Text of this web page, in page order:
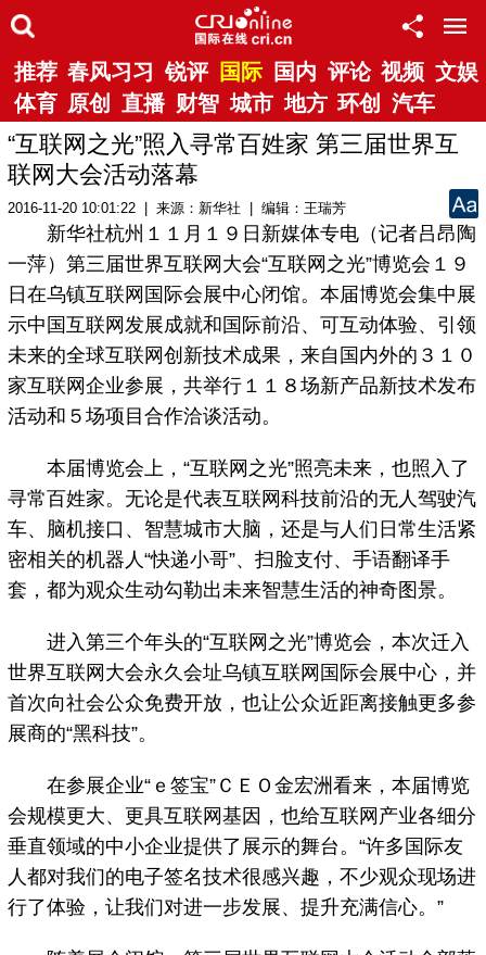
推荐 春风习习 锐评 国际 国内 评论 视频 文娱
体育 原创 直播 财智 城市 地方 环创 汽车
“互联网之光”照入寻常百姓家 第三届世界互
联网大会活动落幕
2016-11-20 10:01:22 | 来源：新华社 | 编辑：王瑞芳
新华社杭州１１月１９日新媒体专电（记者吕昂陶
一萍）第三届世界互联网大会“互联网之光”博览会１９
日在乌镇互联网国际会展中心闭馆。本届博览会集中展
示中国互联网发展成就和国际前沿、可互动体验、引领
未来的全球互联网创新技术成果，来自国内外的３１０
家互联网企业参展，共举行１１８场新产品新技术发布
活动和５场项目合作洽谈活动。
本届博览会上，“互联网之光”照亮未来，也照入了
寻常百姓家。无论是代表互联网科技前沿的无人驾驶汽
车、脑机接口、智慧城市大脑，还是与人们日常生活紧
密相关的机器人“快递小哥”、扫脸支付、手语翻译手
套，都为观众生动勾勒出未来智慧生活的神奇图景。
进入第三个年头的“互联网之光”博览会，本次迁入
世界互联网大会永久会址乌镇互联网国际会展中心，并
首次向社会公众免费开放，也让公众近距离接触更多参
展商的“黑科技”。
在参展企业“ｅ签宝”ＣＥＯ金宏洲看来，本届博览
会规模更大、更具互联网基因，也给互联网产业各细分
垂直领域的中小企业提供了展示的舞台。“许多国际友
人都对我们的电子签名技术很感兴趣，不少观众现场进
行了体验，让我们对进一步发展、提升充满信心。”